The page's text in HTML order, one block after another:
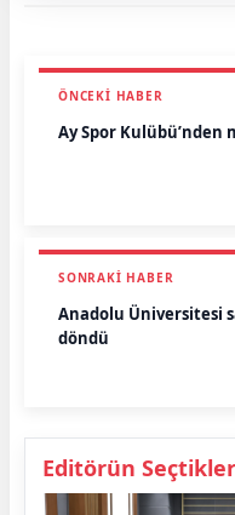
ÖNCEKI HABER
Ay Spor Kulübü’nden
SONRAKI HABER
Anadolu Üniversitesi
döndü
Editörün